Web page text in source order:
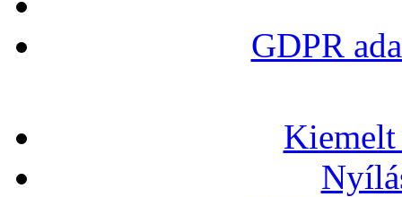
GDPR